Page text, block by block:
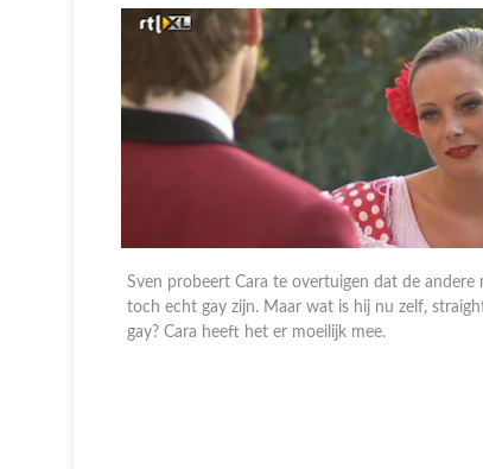
Sven probeert Cara te overtuigen dat de andere
toch echt gay zijn. Maar wat is hij nu zelf,
gay? Cara heeft het er moeilijk mee.